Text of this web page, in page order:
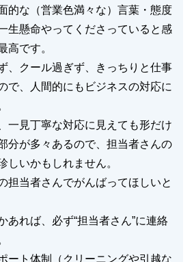
的な（営業色満々な）言葉・態度
生懸命やってくださっていると感
高です。
、クール過ぎず、きっちりと仕事
で、人間的にもビジネスの対応に
一見丁寧な対応に見えても形だけ
分が多々あるので、担当者さんの
しいかもしれません。
担当者さんでがんばってほしいと
あれば、必ず“担当者さん”に連絡
ート体制（クリーニングや引越な